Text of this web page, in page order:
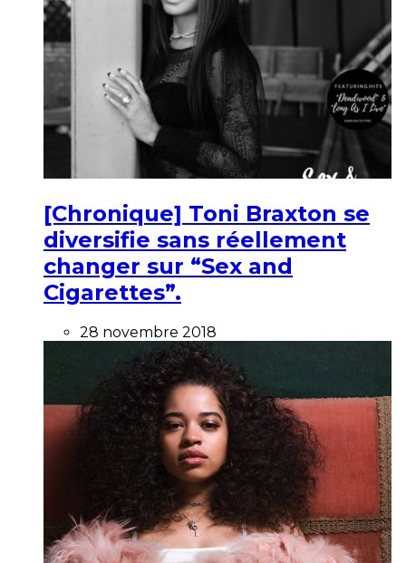
[Chronique] Toni Braxton se
diversifie sans réellement
changer sur “Sex and
Cigarettes”.
28 novembre 2018